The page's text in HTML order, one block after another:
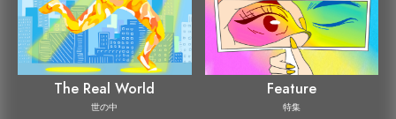
The Real World
世の中
Feature
特集